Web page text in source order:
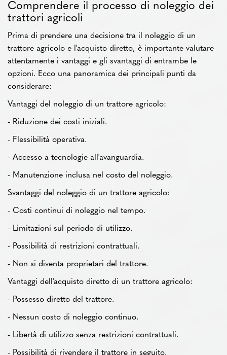
Comprendere il processo di noleggio dei
trattori agricoli
Prima di prendere una decisione tra il noleggio di un
trattore agricolo e l'acquisto diretto, è importante valutare
attentamente i vantaggi e gli svantaggi di entrambe le
opzioni. Ecco una panoramica dei principali punti da
considerare:
Vantaggi del noleggio di un trattore agricolo:
- Riduzione dei costi iniziali.
- Flessibilità operativa.
- Accesso a tecnologie all'avanguardia.
- Manutenzione inclusa nel costo del noleggio.
Svantaggi del noleggio di un trattore agricolo:
- Costi continui di noleggio nel tempo.
- Limitazioni sul periodo di utilizzo.
- Possibilità di restrizioni contrattuali.
- Non si diventa proprietari del trattore.
Vantaggi dell'acquisto diretto di un trattore agricolo:
- Possesso diretto del trattore.
- Nessun costo di noleggio continuo.
- Libertà di utilizzo senza restrizioni contrattuali.
- Possibilità di rivendere il trattore in seguito.